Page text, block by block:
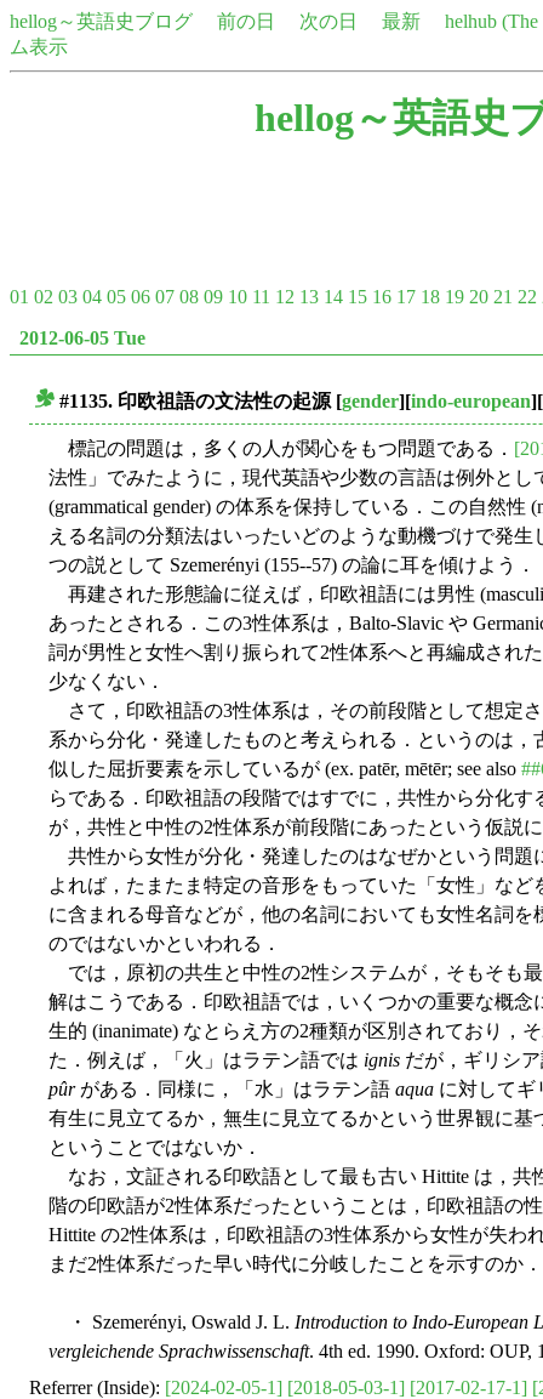
hellog～英語史ブログ 前の日 次の日 最新
helhub
ム表示
hellog～英語史
01 02 03 04 05 06 07 08 09 10 11 12 13 14 15 16 17 18 19 20 21 22
2012-06-05 Tue
#1135. 印欧祖語の文法性の起源 [gender][indo-european][
標記の問題は，多くの人が関心をもつ問題である．
法性」でみたように，現代英語や少数の言語は例外と
(grammatical gender) の体系を保持している．この自然性
える名詞の分類法はいったいどのような動機づけで発
つの説として Szemerényi (155--57) の論に耳を傾けよう．
再建された形態論に従えば，印欧祖語には男性
あったとされる．この3性体系は，Balto-Slavic や
詞が男性と女性へ割り振られて2性体系へと再編成され
少なくない．
さて，印欧祖語の3性体系は，その前段階として想定さ
系から分化・発達したものと考えられる．というのは
似した屈折要素を示しているが (ex. patēr, mētēr; see also
らである．印欧祖語の段階ではすでに，共性から分化
が，共性と中性の2性体系が前段階にあったという仮説
共性から女性が分化・発達したのはなぜかという問題
よれば，たまたま特定の音形をもっていた「女性」な
に含まれる母音などが，他の名詞においても女性名詞
のではないかといわれる．
では，原初の共生と中性の2性システムが，そもそも
解はこうである．印欧祖語では，いくつかの重要な概念
生的 (inanimate) なとらえ方の2種類が区別されており，
た．例えば，「火」はラテン語では ignis だが，ギリシ
pûrがある．同様に，「水」はラテン語 aqua に対して
有生に見立てるか，無生に見立てるかという世界観に
ということではないか．
なお，文証される印欧語として最も古い Hittite は，共
階の印欧語が2性体系だったということは，印欧祖語の
Hittite の2性体系は，印欧祖語の3性体系から女性が失わ
まだ2性体系だった早い時代に分岐したことを示すのか
・ Szemerényi, Oswald J. L. Introduction to Indo-European
vergleichende Sprachwissenschaft. 4th ed. 1990. Oxford: OUP,
Referrer (Inside): [2024-02-05-1] [2018-05-03-1] [2017-02-17-1]